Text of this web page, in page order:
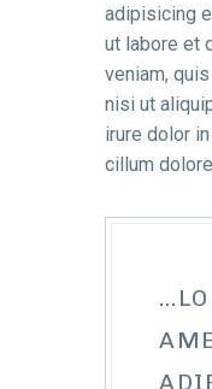
adipisicing
ut labore et
veniam,
nisi ut
irure dolor
cillum dolore